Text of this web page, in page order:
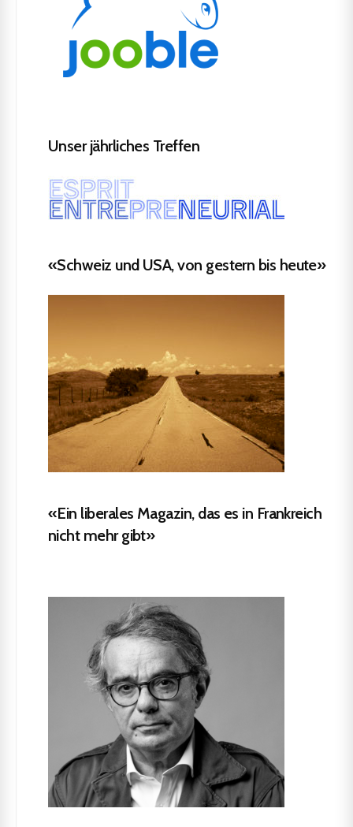
Unser jährliches Treffen
«Schweiz und USA, von gestern bis heute»
«Ein liberales Magazin, das es in Frankreich
nicht mehr gibt»